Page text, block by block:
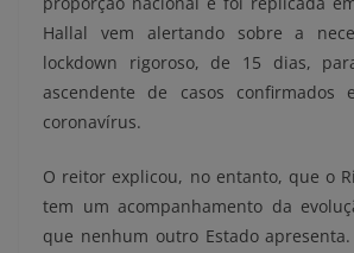
Hallal vem alertando sobre a
lockdown rigoroso, de 15 dias,
ascendente de casos
coronavírus.
O reitor explicou, no entanto, que o
tem um acompanhamento da
que nenhum outro Estado